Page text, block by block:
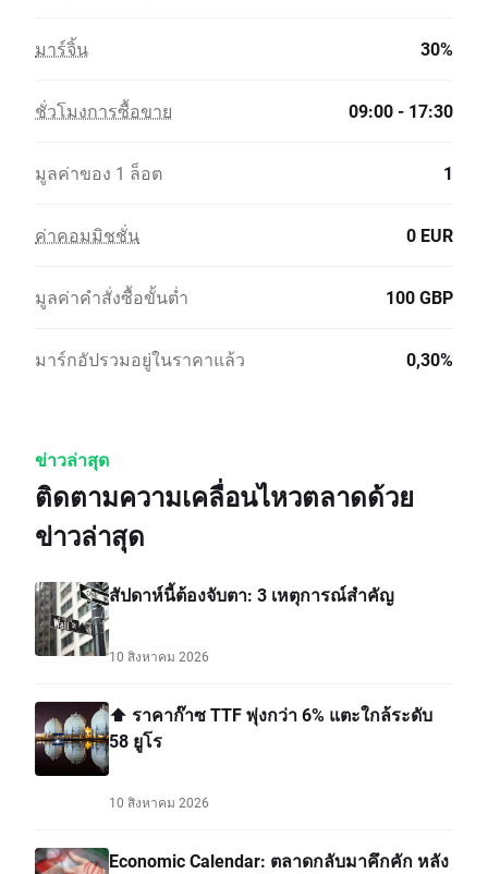
มาร์จิ้น 30%
ชั่วโมงการซื้อขาย 09:00 - 17:30
มูลค่าของ 1 ล็อต 1
ค่าคอมมิชชั่น 0 EUR
มูลค่าคำสั่งซื้อขั้นต่ำ 100 GBP
มาร์กอัปรวมอยู่ในราคาแล้ว 0,30%
ข่าวล่าสุด
ติดตามความเคลื่อนไหวตลาดด้วย
ข่าวล่าสุด
สัปดาห์นี้ต้องจับตา: 3 เหตุการณ์สำคัญ
10 สิงหาคม 2026
⬆️ ราคาก๊าซ TTF พุ่งกว่า 6% แตะใกล้ระดับ
58 ยูโร
10 สิงหาคม 2026
Economic Calendar: ตลาดกลับมาคึกคัก หลัง